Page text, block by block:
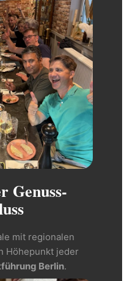
Genuss-
mit regionalen
Höhepunkt jeder
Berlin.